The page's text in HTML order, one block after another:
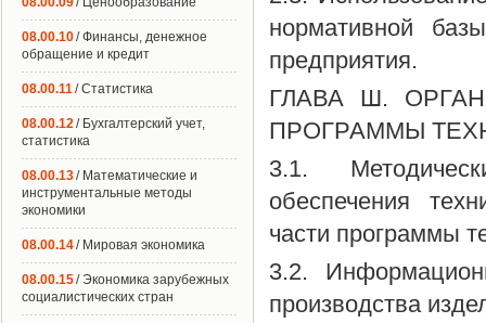
нормативной
предприятия.
ГЛАВА Ш.
ПРОГРАММЫ
3.1.
обеспечения
части программы
3.2.
производства
08.00.10/ Финансы, денежное
обращение и кредит
08.00.11/ Статистика
08.00.12/ Бухгалтерский учет,
статистика
08.00.13/ Математические и
инструментальные методы
экономики
08.00.14/ Мировая экономика
08.00.15/ Экономика зарубежных
социалистических стран